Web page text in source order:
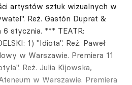
artystów sztuk wizualnych w
Reż. Gastón Duprat &
6 stycznia. *** TEATR:
1) "Idiota". Reż. Paweł
w Warszawie. Premiera 11
Reż. Julia Kijowska,
w Warszawie. Premiera